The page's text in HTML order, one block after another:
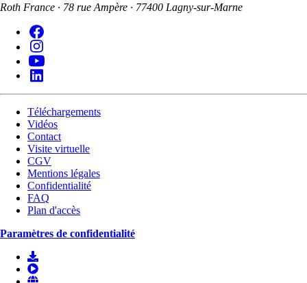
Roth France · 78 rue Ampère · 77400 Lagny-sur-Marne
Téléchargements
Vidéos
Contact
Visite virtuelle
CGV
Mentions légales
Confidentialité
FAQ
Plan d'accès
Paramètres de confidentialité